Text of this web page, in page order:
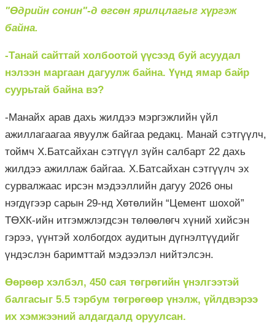
"Өдрийн сонин"-д өгсөн ярилцлагыг хүргэж
байна.
-Танай сайттай холбоотой үүсээд буй асуудал
нэлээн маргаан дагуулж байна. Үүнд ямар байр
суурьтай байна вэ?
-Манайх арав дахь жилдээ мэргэжлийн үйл
ажиллагаагаа явуулж байгаа редакц. Манай сэтгүүлч,
тоймч Х.Батсайхан сэтгүүл зүйн салбарт 22 дахь
жилдээ ажиллаж байгаа. Х.Батсайхан сэтгүүлч эх
сурвалжаас ирсэн мэдээллийн дагуу 2026 оны
нэгдүгээр сарын 29-нд Хөтөлийн “Цемент шохой”
ТӨХК-ийн итгэмжлэгдсэн төлөөлөгч хүний хийсэн
гэрээ, үүнтэй холбогдох аудитын дүгнэлтүүдийг
үндэслэн баримттай мэдээлэл нийтэлсэн.
Өөрөөр хэлбэл, 450 сая төгрөгийн үнэлгээтэй
балгасыг 5.5 тэрбум төгрөгөөр үнэлж, үйлдвэрээ
их хэмжээний алдагдалд оруулсан.